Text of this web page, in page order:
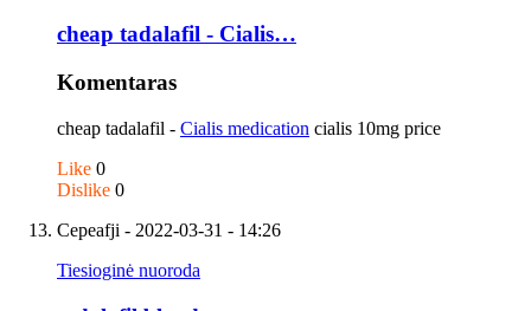
cheap tadalafil - Cialis…
Komentaras
cheap tadalafil - Cialis medication cialis 10mg price
Like 0
Dislike 0
Cepeafji - 2022-03-31 - 14:26
Tiesioginė nuoroda